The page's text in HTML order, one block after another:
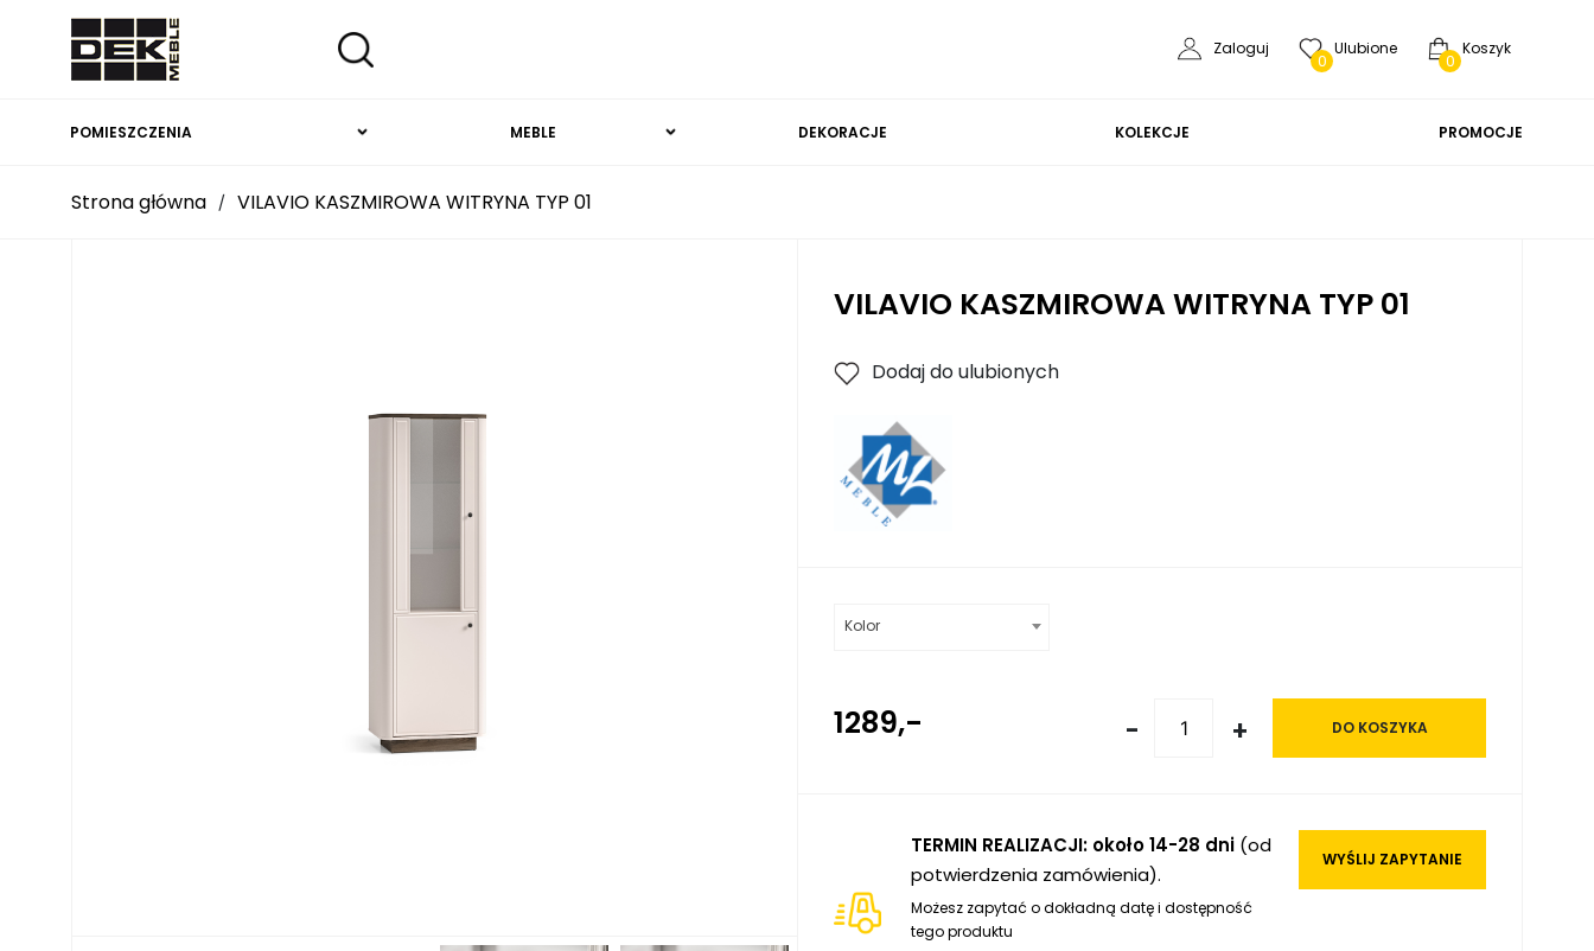
Zaloguj
0
Ulubione
0
Koszyk
POMIESZCZENIA MEBLE DEKORACJE KOLEKCJE PROMOCJE
Strona główna / VILAVIO KASZMIROWA WITRYNA TYP 01
VILAVIO KASZMIROWA WITRYNA TYP 01
Dodaj do ulubionych
Kolor
1289,- - + DO KOSZYKA
TERMIN REALIZACJI: około 14-28 dni (od
potwierdzenia zamówienia).
Możesz zapytać o dokładną datę i dostępność
tego produktu
WYŚLIJ ZAPYTANIE